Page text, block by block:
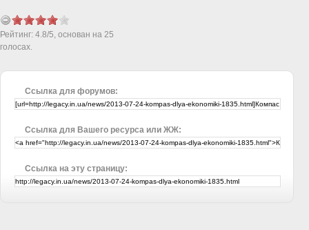
Рейтинг: 4.8/5, основан на 25
голосах.
Ссылка для форумов:
Ссылка для Вашего ресурса или ЖЖ:
Ссылка на эту страницу: